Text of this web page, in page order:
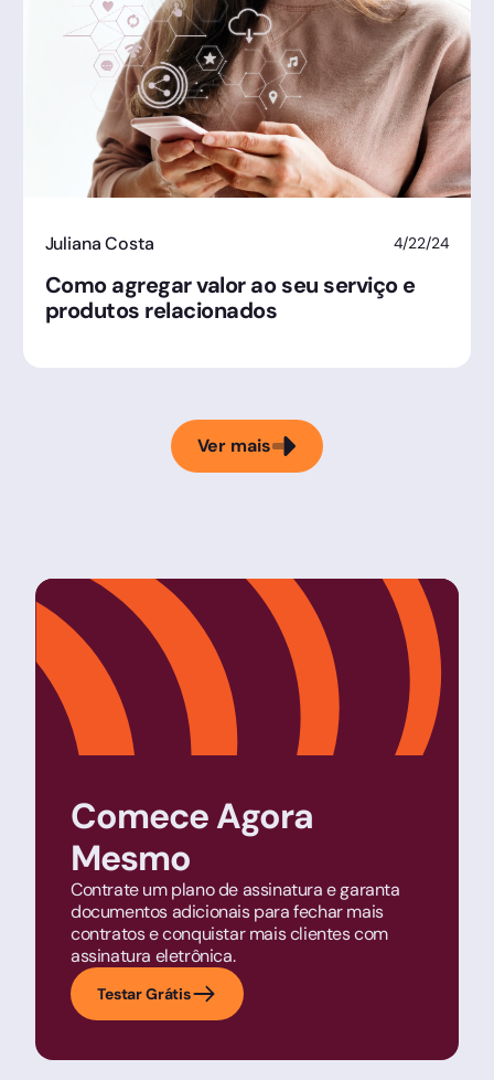
Juliana Costa 4/22/24
Como agregar valor ao seu serviço e
produtos relacionados
Ver mais
Comece Agora
Mesmo
Contrate um plano de assinatura e garanta
documentos adicionais para fechar mais
contratos e conquistar mais clientes com
assinatura eletrônica.
Testar Grátis